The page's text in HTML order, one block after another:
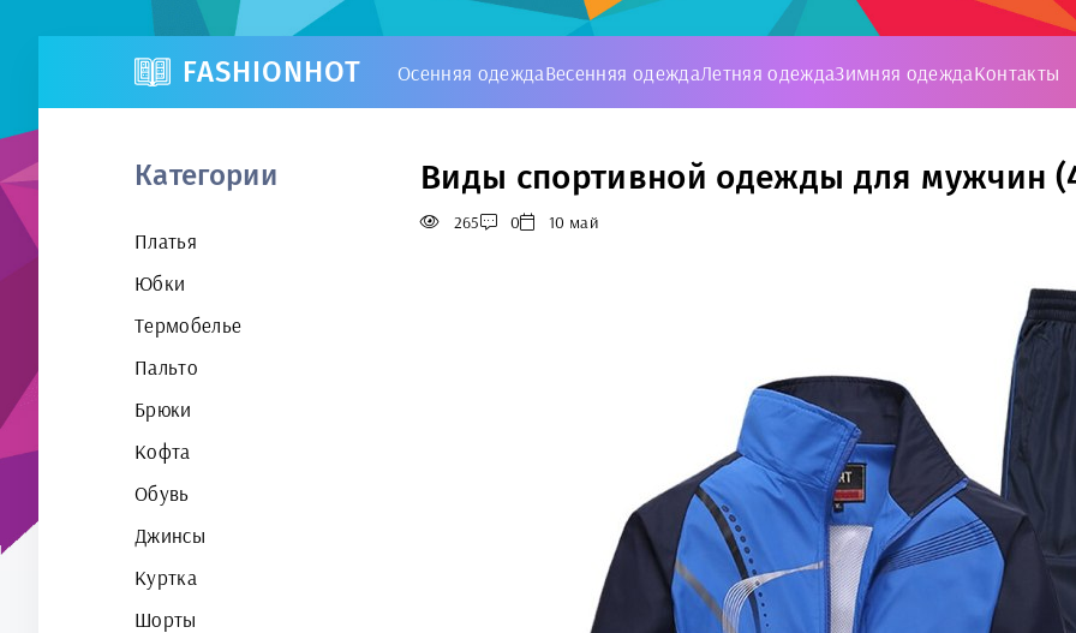
FASHIONHOT Осенняя одеждаВесенняя одеждаЛетняя одеждаЗимняя одеждаКонтакты
Категории
Платья
Юбки
Термобелье
Пальто
Брюки
Кофта
Обувь
Джинсы
Куртка
Шорты
Виды спортивной одежды для мужчин
265 0 10 май